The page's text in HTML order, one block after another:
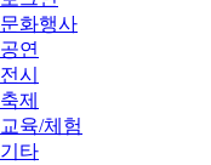
문화행사
공연
전시
축제
교육/체험
기타